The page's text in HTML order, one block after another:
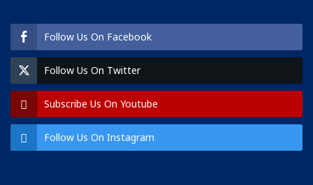
Follow Us On Facebook
Follow Us On Twitter
Subscribe Us On Youtube
Follow Us On Instagram